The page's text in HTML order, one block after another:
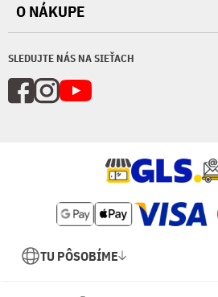
SLEDUJTE NÁS NA SIEŤACH
O NÁKUPE
TU PÔSOBÍME